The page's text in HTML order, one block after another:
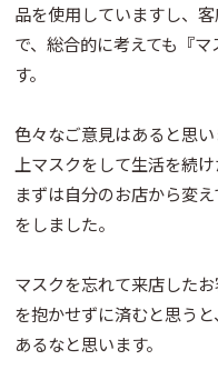
品を使用していますし、
で、総合的に考えても『
す。
色々なご意見はあると思
上マスクをして生活を続
まずは自分のお店から変
をしました。
マスクを忘れて来店した
を抱かせずに済むと思う
あるなと思います。